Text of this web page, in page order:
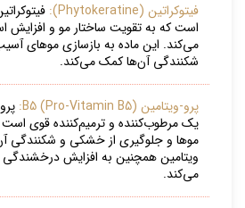
فیتوکراتین (Phytokeratine):
است که به تقویت ساختار مو و افزایش
می‌کند. این ماده به بازسازی موهای
شکنندگی آن‌ها کمک می‌کند.
پرو-ویتامین B5 (Pro-Vitamin B5):
یک مرطوب‌کننده و ترمیم‌کننده قوی
موها و جلوگیری از خشکی و شکنندگی
ویتامین همچنین به افزایش
می‌کند.